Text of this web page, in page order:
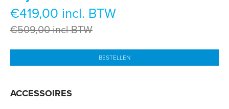
€419,00 incl. BTW
€509,00 incl BTW
BESTELLEN
ACCESSOIRES